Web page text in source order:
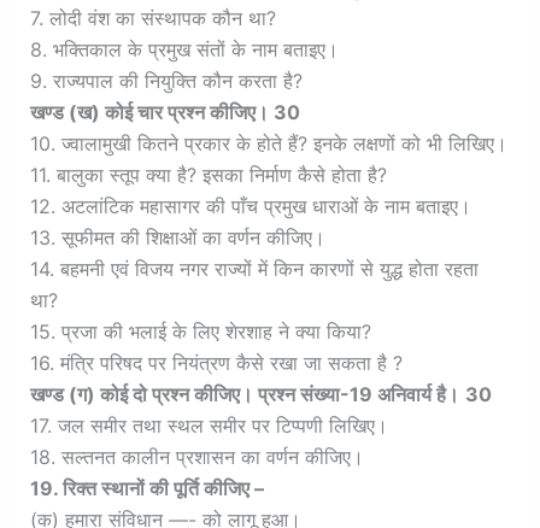
7. लोदी वंश का संस्थापक कौन था?
8. भक्तिकाल के प्रमुख संतों के नाम बताइए।
9. राज्यपाल की नियुक्ति कौन करता है?
खण्ड (ख) कोई चार प्रश्न कीजिए। 30
10. ज्वालामुखी कितने प्रकार के होते हैं? इनके लक्षणों को भी लिखिए।
11. बालुका स्तूप क्या है? इसका निर्माण कैसे होता है?
12. अटलांटिक महासागर की पाँच प्रमुख धाराओं के नाम बताइए।
13. सूफीमत की शिक्षाओं का वर्णन कीजिए।
14. बहमनी एवं विजय नगर राज्यों में किन कारणों से युद्ध होता रहता
था?
15. प्रजा की भलाई के लिए शेरशाह ने क्या किया?
16. मंत्रि परिषद पर नियंत्रण कैसे रखा जा सकता है ?
खण्ड (ग) कोई दो प्रश्न कीजिए। प्रश्न संख्या-19 अनिवार्य है। 30
17. जल समीर तथा स्थल समीर पर टिप्पणी लिखिए।
18. सल्तनत कालीन प्रशासन का वर्णन कीजिए।
19. रिक्त स्थानों की पूर्ति कीजिए –
(क) हमारा संविधान —- को लागू हुआ।